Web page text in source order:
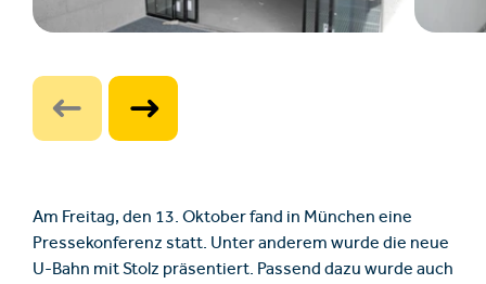
Am Freitag, den 13. Oktober fand in München eine
Pressekonferenz statt. Unter anderem wurde die neue
U-Bahn mit Stolz präsentiert. Passend dazu wurde auch